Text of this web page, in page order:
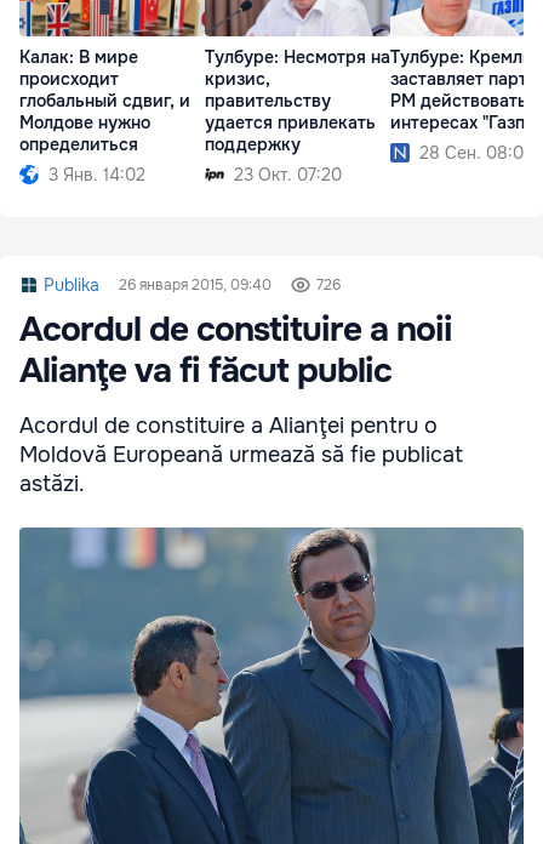
Калак: В мире
происходит
глобальный сдвиг, и
Молдове нужно
определиться
3 Янв. 14:02
Тулбуре: Несмотря на
кризис,
правительству
удается привлекать
поддержку
23 Окт. 07:20
Тулбуре: Кремль
заставляет
РМ действовать в
интересах
28 Сен. 08:00
Publika 26 января 2015, 09:40 726
Acordul de constituire a noii
Alianţe va fi făcut public
Acordul de constituire a Alianţei pentru o
Moldovă Europeană urmează să fie publicat
astăzi.